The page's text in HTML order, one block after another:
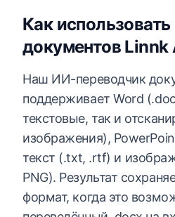
Как
документов Linnk
Наш ИИ-переводчик
поддерживает Word
текстовые, так и
изображения),
текст (.txt, .rtf) и
PNG). Результат
формат, когда это